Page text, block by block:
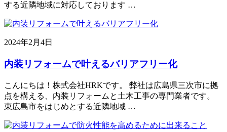
する近隣地域に対応しております …
2024年2月4日
内装リフォームで叶えるバリアフリー化
こんにちは！株式会社HRKです。 弊社は広島県三次市に拠
点を構える、内装リフォームと土木工事の専門業者です。
東広島市をはじめとする近隣地域 …